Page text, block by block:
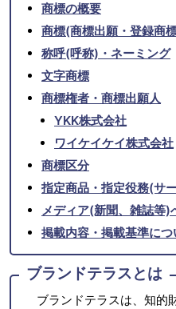
商標の概要
商標(商標出願・登録商
称呼(呼称)・ネーミング
文字商標
商標権者・商標出願人
YKK株式会社
ワイケイケイ株式会社
商標区分
指定商品・指定役務(サ
メディア(新聞、雑誌等)
掲載内容・掲載基準につ
ブランドテラスとは
ブランドテラスは、知的